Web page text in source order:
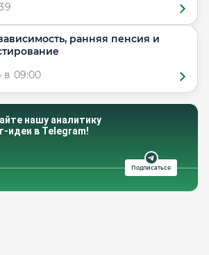
ранняя пенсия и
в 09:00
нашу аналитику
идеи в Telegram!
Подписаться